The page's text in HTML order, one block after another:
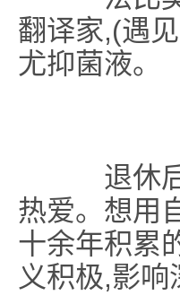
翻译家,(遇
尤抑菌液。
退休后
热爱。想用
十余年积累
义积极,影